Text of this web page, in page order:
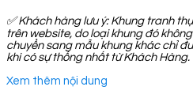
✅Khách hàng lưu ý: Khung tranh
trên website, do loại khung đó
chuyển sang mẫu khung khác chỉ
khi có sự thống nhất từ Khách Hàng.
Xem thêm nội dung